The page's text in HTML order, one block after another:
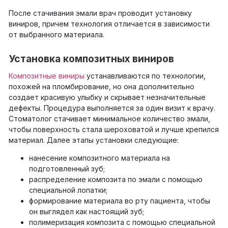
После стачивания эмали врач проводит установку
виниров, причем технология отличается в зависимости
от выбранного материала.
Установка композитных виниров
Композитные виниры устанавливаются по технологии,
похожей на пломбирование, но она дополнительно
создает красивую улыбку и скрывает незначительные
дефекты. Процедура выполняется за один визит к врачу.
Стоматолог стачивает минимальное количество эмали,
чтобы поверхность стала шероховатой и лучше крепился
материал. Далее этапы установки следующие:
нанесение композитного материала на
подготовленный зуб;
распределение композита по эмали с помощью
специальной лопатки;
формирование материала во рту пациента, чтобы
он выглядел как настоящий зуб;
полимеризация композита с помощью специальной